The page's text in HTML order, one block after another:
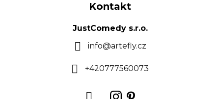
Kontakt
JustComedy s.r.o.
info@artefly.cz
+420777560073